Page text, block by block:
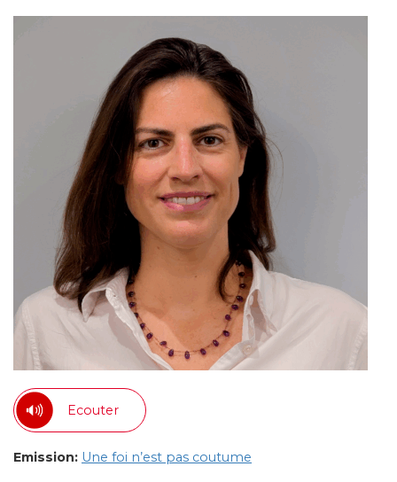
Ecouter
Emission: Une foi n’est pas coutume